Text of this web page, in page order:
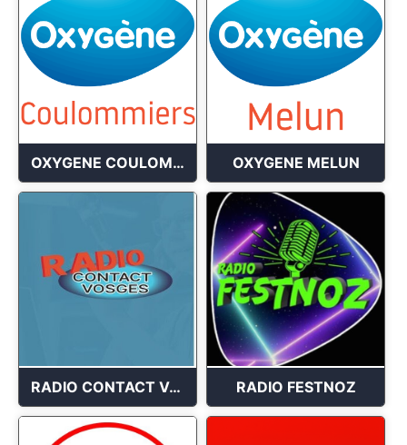
OXYGENE COULOMMIERS OXYGENE MELUN
RADIO CONTACT VOSGES RADIO FESTNOZ